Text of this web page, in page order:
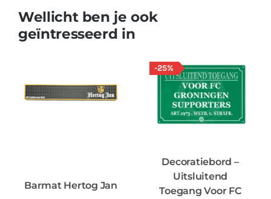
Wellicht ben je ook
geïntresseerd in
Barmat Hertog Jan
-25%
Decoratiebord –
Uitsluitend
Toegang Voor FC